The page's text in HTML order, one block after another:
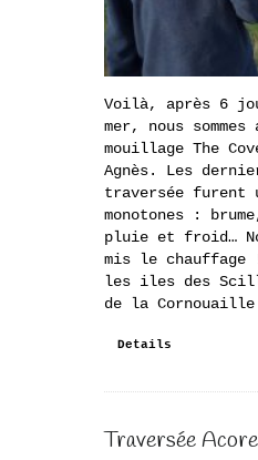
Voilà, après 6
mer, nous
mouillage The
Agnès. Les
traversée furent
monotones :
pluie et froid…
mis le chauffage
les iles des
de la
Details
Traversée